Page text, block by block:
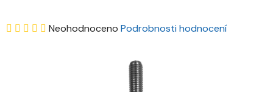
Průměrné
Neohodnoceno Podrobnosti hodnocení